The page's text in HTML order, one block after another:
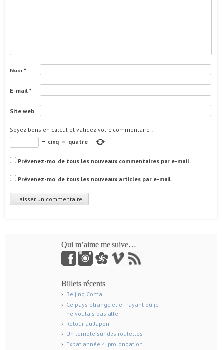
Nom *
E-mail *
Site web
Soyez bons en calcul et validez votre commentaire :
− cinq = quatre
Prévenez-moi de tous les nouveaux commentaires par e-mail.
Prévenez-moi de tous les nouveaux articles par e-mail.
Qui m’aime me suive…
Billets récents
Beijing Coma
Ce pays étrange et effrayant où je
ne voulais pas aller
Retour au Japon
Un temple sur des roulettes
Expat année 4, prolongation.